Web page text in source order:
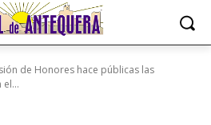
de Honores hace públicas las